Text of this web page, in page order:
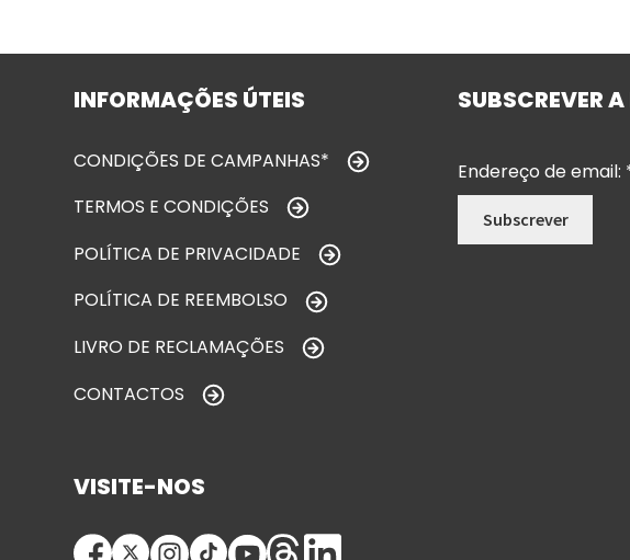
INFORMAÇÕES ÚTEIS
CONDIÇÕES DE CAMPANHAS*
TERMOS E CONDIÇÕES
POLÍTICA DE PRIVACIDADE
POLÍTICA DE REEMBOLSO
LIVRO DE RECLAMAÇÕES
CONTACTOS
SUBSCREVER
Endereço de email:
VISITE-NOS